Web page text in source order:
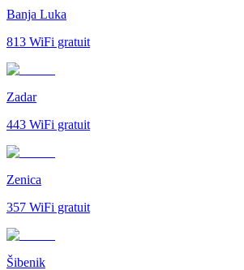
Banja Luka
813 WiFi gratuit
Zadar
443 WiFi gratuit
Zenica
357 WiFi gratuit
Šibenik